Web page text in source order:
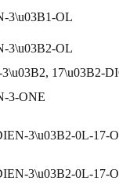
3\u03B1-OL
3\u03B2-OL
17\u03B2-
3-ONE
3\u03B2-0L-17-
3\u03B2-0L-17-